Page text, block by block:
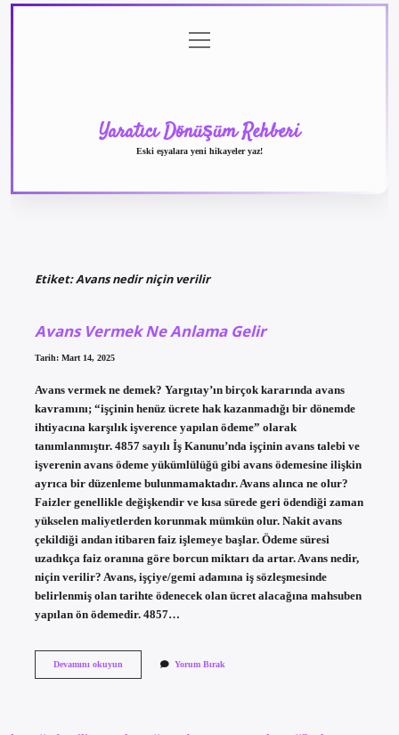
menüyü
aç
Yaratıcı Dönüşüm Rehberi
Eski eşyalara yeni hikayeler yaz!
Etiket:Avans nedir niçin verilir
Avans Vermek Ne Anlama Gelir
Tarih: Mart 14, 2025
Avans vermek ne demek? Yargıtay’ın birçok kararında avans
kavramını; “işçinin henüz ücrete hak kazanmadığı bir dönemde
ihtiyacına karşılık işverence yapılan ödeme” olarak
tanımlanmıştır. 4857 sayılı İş Kanunu’nda işçinin avans talebi ve
işverenin avans ödeme yükümlülüğü gibi avans ödemesine ilişkin
ayrıca bir düzenleme bulunmamaktadır. Avans alınca ne olur?
Faizler genellikle değişkendir ve kısa sürede geri ödendiği zaman
yükselen maliyetlerden korunmak mümkün olur. Nakit avans
çekildiği andan itibaren faiz işlemeye başlar. Ödeme süresi
uzadıkça faiz oranına göre borcun miktarı da artar. Avans nedir,
niçin verilir? Avans, işçiye/gemi adamına iş sözleşmesinde
belirlenmiş olan tarihte ödenecek olan ücret alacağına mahsuben
yapılan ön ödemedir. 4857…
Devamını okuyunAvans
Yorum Bırak